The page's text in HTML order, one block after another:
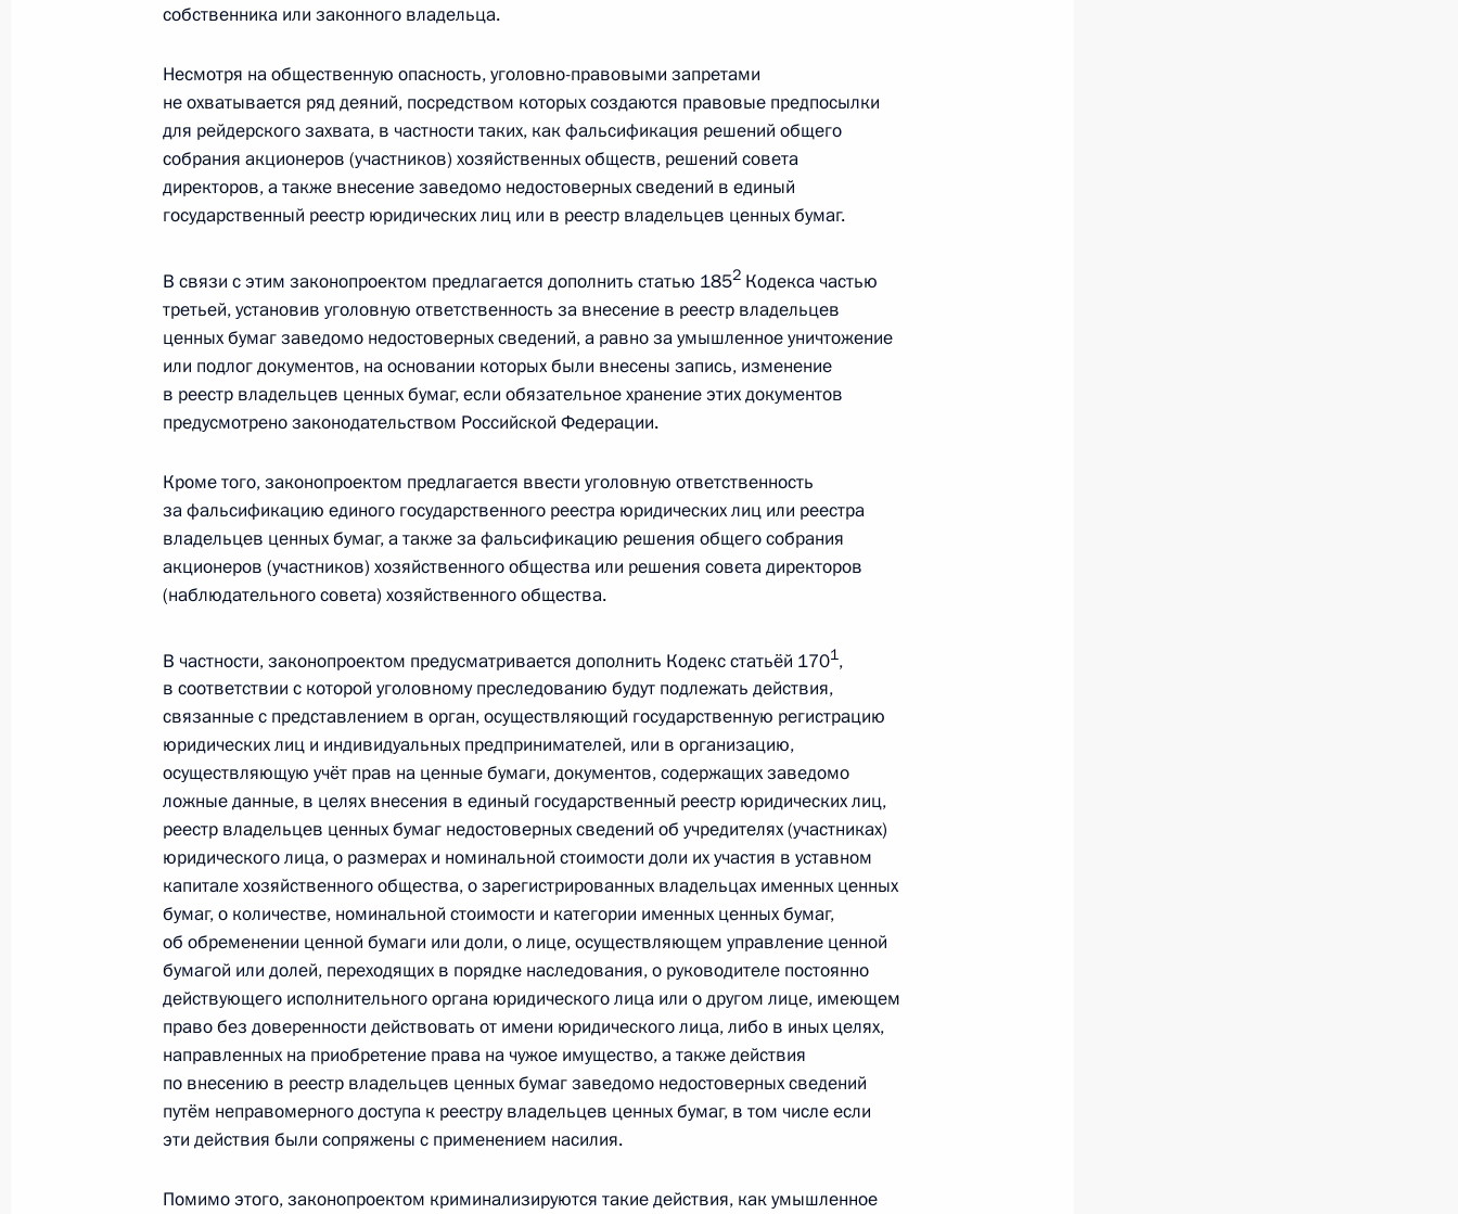
7 апреля 2010 года, 23:30 Прага
Комментарий Дмитрия Медведева по ситуации в Киргизии
7 апреля 2010 года, 23:00
оккупации
7 апреля 2010 года, 18:30 Братислава
Российско-словацкие переговоры
Распоряжение о выделении средств из резервного фонда
Президента для ряда образовательных учреждений
Распоряжение о выделении средств из резервного фонда
Президента для учреждений здравоохранения и социального
обслуживания
7 апреля 2010 года, 08:30
Подписан закон, усиливающий уголовно-правовую защиту
отношений в сфере предпринимательской деятельности
7 апреля 2010 года, 08:15
Утверждён перечень поручений по итогам совещания
в Махачкале 1 апреля 2010 года
7 апреля 2010 года, 08:00
собственника или законного владельца.
Несмотря на общественную опасность, уголовно-правовыми запретами
не охватывается ряд деяний, посредством которых создаются правовые предпосылки
для рейдерского захвата, в частности таких, как фальсификация решений общего
собрания акционеров (участников) хозяйственных обществ, решений совета
директоров, а также внесение заведомо недостоверных сведений в единый
государственный реестр юридических лиц или в реестр владельцев ценных бумаг.
В связи с этим законопроектом предлагается дополнить статью 1852 Кодекса частью
третьей, установив уголовную ответственность за внесение в реестр владельцев
ценных бумаг заведомо недостоверных сведений, а равно за умышленное уничтожение
или подлог документов, на основании которых были внесены запись, изменение
в реестр владельцев ценных бумаг, если обязательное хранение этих документов
предусмотрено законодательством Российской Федерации.
Кроме того, законопроектом предлагается ввести уголовную ответственность
за фальсификацию единого государственного реестра юридических лиц или реестра
владельцев ценных бумаг, а также за фальсификацию решения общего собрания
акционеров (участников) хозяйственного общества или решения совета директоров
(наблюдательного совета) хозяйственного общества.
В частности, законопроектом предусматривается дополнить Кодекс статьёй 1701,
в соответствии с которой уголовному преследованию будут подлежать действия,
связанные с представлением в орган, осуществляющий государственную регистрацию
юридических лиц и индивидуальных предпринимателей, или в организацию,
осуществляющую учёт прав на ценные бумаги, документов, содержащих заведомо
ложные данные, в целях внесения в единый государственный реестр юридических лиц,
реестр владельцев ценных бумаг недостоверных сведений об учредителях (участниках)
юридического лица, о размерах и номинальной стоимости доли их участия в уставном
капитале хозяйственного общества, о зарегистрированных владельцах именных ценных
бумаг, о количестве, номинальной стоимости и категории именных ценных бумаг,
об обременении ценной бумаги или доли, о лице, осуществляющем управление ценной
бумагой или долей, переходящих в порядке наследования, о руководителе постоянно
действующего исполнительного органа юридического лица или о другом лице, имеющем
право без доверенности действовать от имени юридического лица, либо в иных целях,
направленных на приобретение права на чужое имущество, а также действия
по внесению в реестр владельцев ценных бумаг заведомо недостоверных сведений
путём неправомерного доступа к реестру владельцев ценных бумаг, в том числе если
эти действия были сопряжены с применением насилия.
Помимо этого, законопроектом криминализируются такие действия, как умышленное